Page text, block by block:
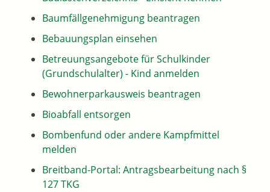
Baumfällgenehmigung beantragen
Bebauungsplan einsehen
Betreuungsangebote für Schulkinder
(Grundschulalter) - Kind anmelden
Bewohnerparkausweis beantragen
Bioabfall entsorgen
Bombenfund oder andere Kampfmittel
melden
Breitband-Portal: Antragsbearbeitung nach §
127 TKG